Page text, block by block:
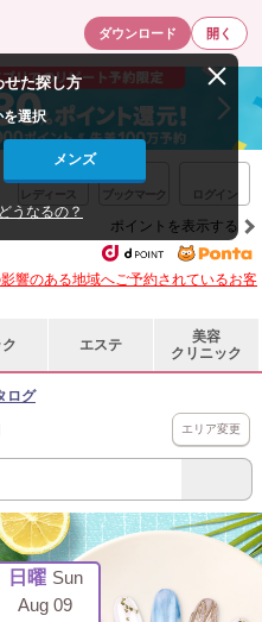
ダウンロード 開く
レディース ブックマーク ログイン
ポイントを表示する
響のある地域へご予約されているお客
エステ
美容
クリニック
ログ
エリア変更
日曜 Sun
Aug 09
た探し方
を選択
メンズ
うなるの？